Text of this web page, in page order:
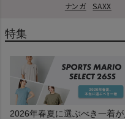
ナンガ
SAXX
特集
2026年春夏に選ぶべき一着が